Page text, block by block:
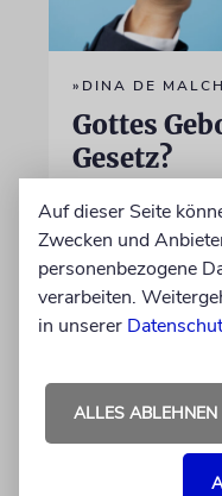
»DINA DE
Gottes
Gesetz?
Ein talmudisches
fromme Juden
Landes halten
wenn dies mit
kollidiert?
von Rabbiner
07.08.2026
Auf dieser Seite
Zwecken und
personenbezogene
verarbeiten.
in unserer
ALLES ABLEHNEN